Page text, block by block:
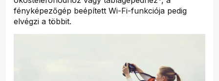
fényképezőgép beépített Wi-Fi-funkciója pedig
elvégzi a többit.